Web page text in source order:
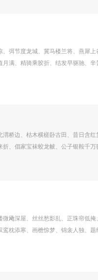
、弭节度龙城、冀马楼兰将、燕犀
月满、精骑乘胶折、结发早驱驰、
渭桥边、枯木横槎卧古田、昔日含
折、倡家宝袜蛟龙帔、公子银鞍千
微飏深屋、丝丝愁影乱、正珠帘低
鸾枕添寒、画檐惊梦、锦衾人独、